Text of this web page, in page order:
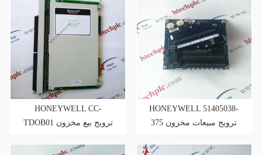
HONEYWELL CC-
TDOB01 ترويج بيع مخزون
HONEYWELL 51405038-
375 ترويج مبيعات مخزون